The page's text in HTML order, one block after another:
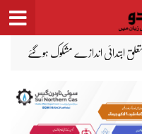
اسلام